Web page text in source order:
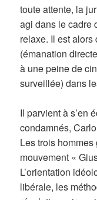
toute attente, la
agi dans le cadre
relaxe. Il est
(émanation
à une peine de
surveillée) dans
Il parvient à s’en
condamnés,
Les trois
mouvement «
L’orientation
libérale, les